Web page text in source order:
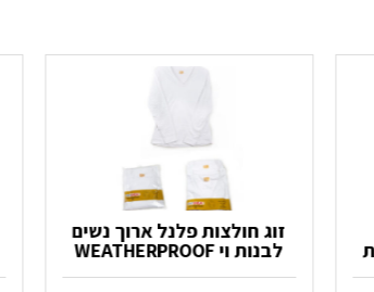
זוג חולצות פלנל ארוך נשים
לבנות וי WEATHERPROOF